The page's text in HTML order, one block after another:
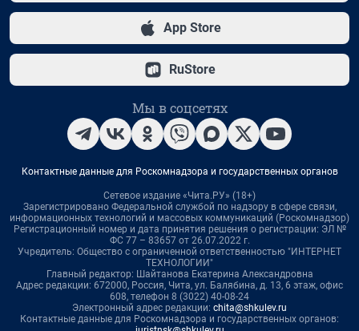
App Store
RuStore
Мы в соцсетях
Контактные данные для Роскомнадзора и государственных органов
Сетевое издание «Чита.РУ» (18+)
Зарегистрировано Федеральной службой по надзору в сфере связи,
информационных технологий и массовых коммуникаций (Роскомнадзор)
Регистрационный номер и дата принятия решения о регистрации: ЭЛ №
ФС 77 – 83657 от 26.07.2022 г.
Учредитель: Общество с ограниченной ответственностью "ИНТЕРНЕТ
ТЕХНОЛОГИИ"
Главный редактор: Шайтанова Екатерина Александровна
Адрес редакции: 672000, Россия, Чита, ул. Балябина, д. 13, 6 этаж, офис
608, телефон 8 (3022) 40-08-24
Электронный адрес редакции: chita@shkulev.ru
Контактные данные для Роскомнадзора и государственных органов: